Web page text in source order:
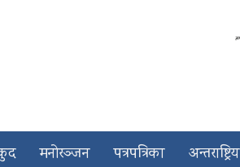
मनोरञ्जन पत्रपत्रिका अन्तराष्ट्रिय